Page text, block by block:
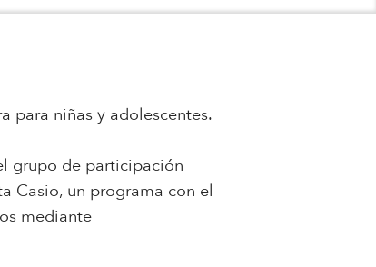
para niñas y adolescentes.
grupo de participación
Casio, un programa con el
mediante